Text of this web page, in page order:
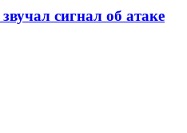
сигнал об атаке